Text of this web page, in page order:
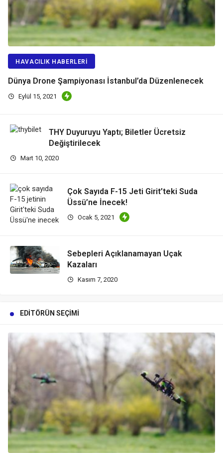
HAVACILIK HABERLERI
Dünya Drone Şampiyonası İstanbul’da Düzenlenecek
Eylül 15, 2021
THY Duyuruyu Yaptı; Biletler Ücretsiz
Değiştirilecek
Mart 10, 2020
Çok Sayıda F-15 Jeti Girit’teki Suda
Üssü’ne İnecek!
Ocak 5, 2021
Sebepleri Açıklanamayan Uçak
Kazaları
Kasım 7, 2020
EDITÖRÜN SEÇIMI